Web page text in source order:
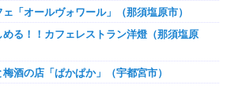
「オールヴォワール」（那須塩原市）
る！！カフェレストラン洋燈（那須塩原
酒の店「ぱかぱか」（宇都宮市）